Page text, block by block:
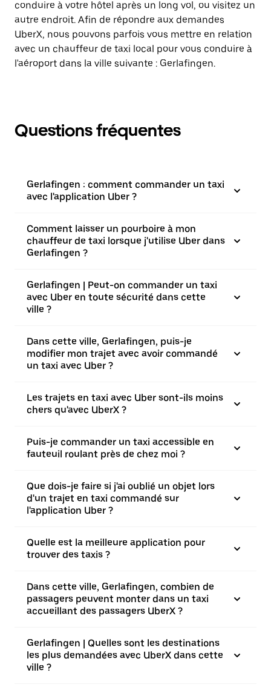
conduire à votre hôtel après un long vol, ou visitez un
autre endroit. Afin de répondre aux demandes
UberX, nous pouvons parfois vous mettre en relation
avec un chauffeur de taxi local pour vous conduire à
l'aéroport dans la ville suivante : Gerlafingen.
Questions fréquentes
Gerlafingen : comment commander un taxi
avec l'application Uber ?
Comment laisser un pourboire à mon
chauffeur de taxi lorsque j'utilise Uber dans
Gerlafingen ?
Gerlafingen | Peut-on commander un taxi
avec Uber en toute sécurité dans cette
ville ?
Dans cette ville, Gerlafingen, puis-je
modifier mon trajet avec avoir commandé
un taxi avec Uber ?
Les trajets en taxi avec Uber sont-ils moins
chers qu'avec UberX ?
Puis-je commander un taxi accessible en
fauteuil roulant près de chez moi ?
Que dois-je faire si j'ai oublié un objet lors
d'un trajet en taxi commandé sur
l'application Uber ?
Quelle est la meilleure application pour
trouver des taxis ?
Dans cette ville, Gerlafingen, combien de
passagers peuvent monter dans un taxi
accueillant des passagers UberX ?
Gerlafingen | Quelles sont les destinations
les plus demandées avec UberX dans cette
ville ?